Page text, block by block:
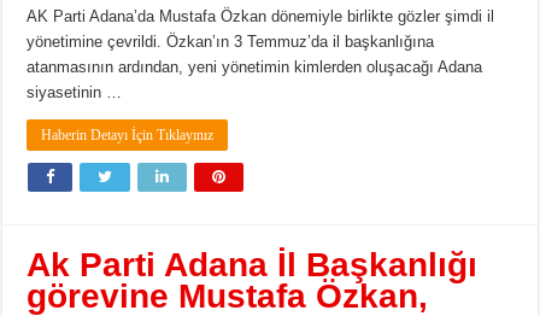
AK Parti Adana’da Mustafa Özkan dönemiyle birlikte gözler şimdi il
yönetimine çevrildi. Özkan’ın 3 Temmuz’da il başkanlığına
atanmasının ardından, yeni yönetimin kimlerden oluşacağı Adana
siyasetinin …
Haberin Detayı İçin Tıklayınız
Ak Parti Adana İl Başkanlığı
görevine Mustafa Özkan,